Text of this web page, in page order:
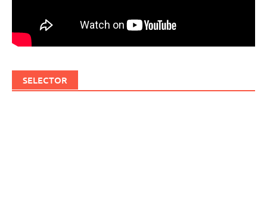
SELECTOR